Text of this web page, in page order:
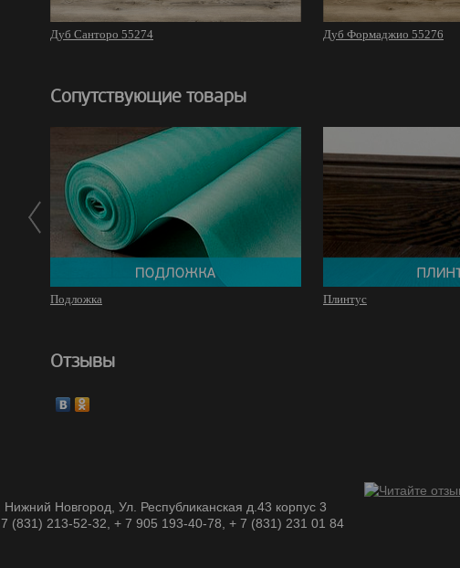
Дуб Санторо 55274 Дуб Формаджио 55276
Сопутствующие товары
Подложка Плинтус
Отзывы
Новгород, Ул. Республиканская д.43 корпус 3
(831) 213-52-32, + 7 905 193-40-78, + 7 (831) 231 01 84